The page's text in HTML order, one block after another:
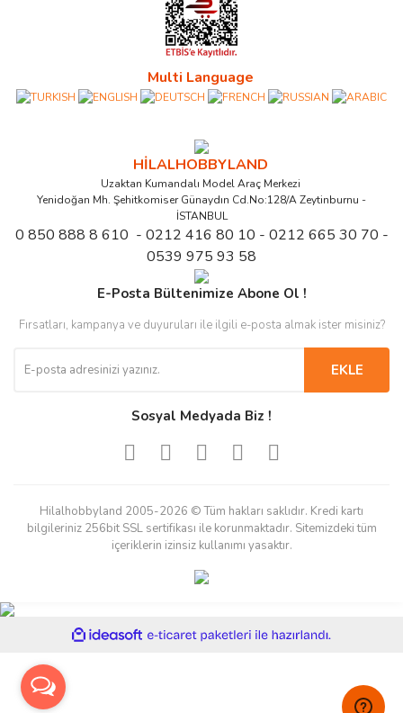
Multi Language
HİLALHOBBYLAND
Uzaktan Kumandalı Model Araç Merkezi
Yenidoğan Mh. Şehitkomiser Günaydın Cd.No:128/A Zeytinburnu -
İSTANBUL
0 850 888 8 610 - 0212 416 80 10 - 0212 665 30 70 -
0539 975 93 58
E-Posta Bültenimize Abone Ol !
Fırsatları, kampanya ve duyuruları ile ilgili e-posta almak ister misiniz?
EKLE
Sosyal Medyada Biz !
Hilalhobbyland 2005-2026 © Tüm hakları saklıdır. Kredi kartı
bilgileriniz 256bit SSL sertifikası ile korunmaktadır. Sitemizdeki tüm
içeriklerin izinsiz kullanımı yasaktır.
ideasoft
e-